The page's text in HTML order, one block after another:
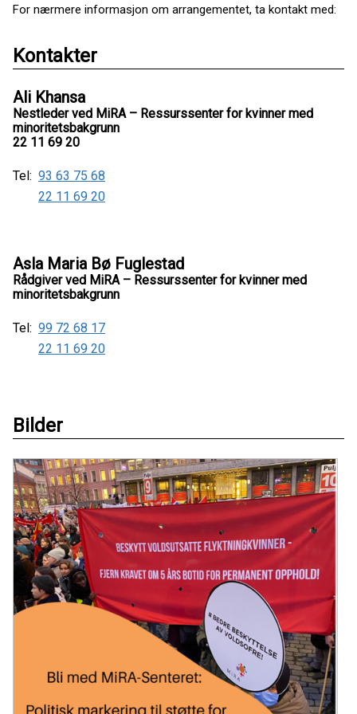
For nærmere informasjon om arrangementet, ta kontakt med:
Kontakter
Ali Khansa
Nestleder ved MiRA – Ressurssenter for kvinner med
minoritetsbakgrunn
22 11 69 20
Tel: 93 63 75 68
22 11 69 20
Asla Maria Bø Fuglestad
Rådgiver ved MiRA – Ressurssenter for kvinner med
minoritetsbakgrunn
Tel: 99 72 68 17
22 11 69 20
Bilder